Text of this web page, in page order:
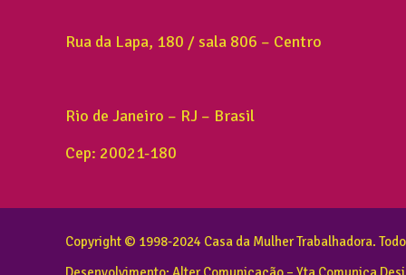
Rua da Lapa, 180 / sala 806 – Centro
Rio de Janeiro – RJ – Brasil
Cep: 20021-180
Copyright © 1998-2024 Casa da Mulher Trabalhadora.